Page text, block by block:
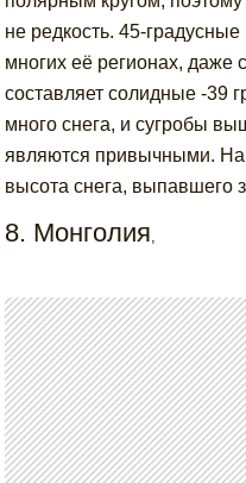
не редкость. 45-
многих её регионах, даже
составляет солидные -39
много снега, и сугробы
являются привычными.
высота снега, выпавшего
8. Монголия